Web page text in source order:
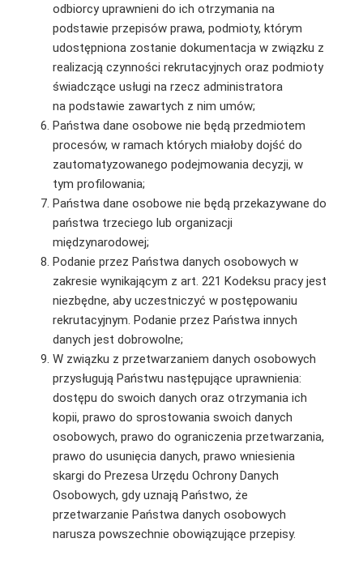
odbiorcy uprawnieni do ich otrzymania na
podstawie przepisów prawa, podmioty, którym
udostępniona zostanie dokumentacja w związku z
realizacją czynności rekrutacyjnych oraz podmioty
świadczące usługi na rzecz administratora
na podstawie zawartych z nim umów;
Państwa dane osobowe nie będą przedmiotem
procesów, w ramach których miałoby dojść do
zautomatyzowanego podejmowania decyzji, w
tym profilowania;
Państwa dane osobowe nie będą przekazywane do
państwa trzeciego lub organizacji
międzynarodowej;
Podanie przez Państwa danych osobowych w
zakresie wynikającym z art. 221 Kodeksu pracy jest
niezbędne, aby uczestniczyć w postępowaniu
rekrutacyjnym. Podanie przez Państwa innych
danych jest dobrowolne;
W związku z przetwarzaniem danych osobowych
przysługują Państwu następujące uprawnienia:
dostępu do swoich danych oraz otrzymania ich
kopii, prawo do sprostowania swoich danych
osobowych, prawo do ograniczenia przetwarzania,
prawo do usunięcia danych, prawo wniesienia
skargi do Prezesa Urzędu Ochrony Danych
Osobowych, gdy uznają Państwo, że
przetwarzanie Państwa danych osobowych
narusza powszechnie obowiązujące przepisy.